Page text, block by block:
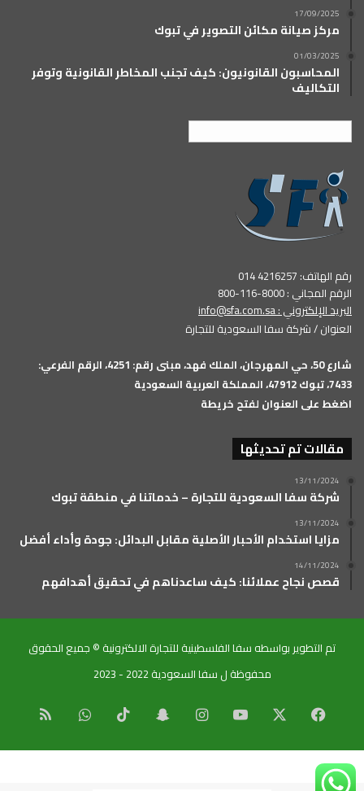
17/09/2025
مركز صيانة مكائن التصوير في تبوك
01/03/2025
المحاسبون القانونيون: كيف تجنب المخاطر القانونية وتوفر
التكاليف
رقم الهاتف: 4216257 014
الرقم المجاني : 8000-116-800
البريد الإلكتروني :info@sfa.com.sa
العنوان / شركة سفا السعودية للتجارة
شارع 50، حي المهرجان، الملك فهد، مبنى رقم: 4251، الرقم الفرعي:
7433، تبوك 47912، المملكة العربية السعودية
اضغط على العنوان لفتح خريطة
مقالات تم تحديثها
13/11/2024
شركة سفا السعودية للتجارة – خدماتنا في منطقة تبوك
13/11/2024
مزايا استخدام الأحبار الأصلية مقابل البدائل: جودة وأداء أفضل
14/11/2024
قصص نجاح عملائنا: كيف ساعدناهم في تحقيق أهدافهم
تم التطوير بواسطه سفا الفلسطينية للتجارة الالكترونية © جميع الحقوق
محفوظة ل سفا السعودية 2022 - 2023
فيسبوك ‫YouTube انستقرام سناب
تشات
‫TikTok واتساب